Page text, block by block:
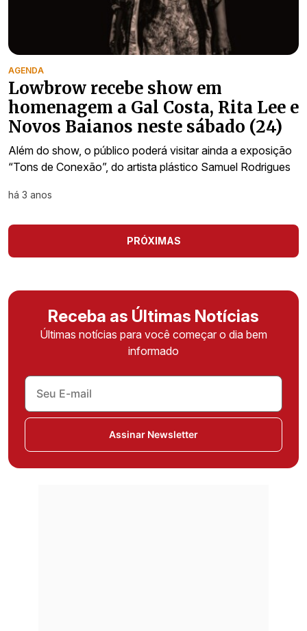
AGENDA
Lowbrow recebe show em
homenagem a Gal Costa, Rita Lee e
Novos Baianos neste sábado (24)
Além do show, o público poderá visitar ainda a exposição
“Tons de Conexão”, do artista plástico Samuel Rodrigues
há 3 anos
PRÓXIMAS
Receba as Últimas Notícias
Últimas notícias para você começar o dia bem
informado
Assinar Newsletter